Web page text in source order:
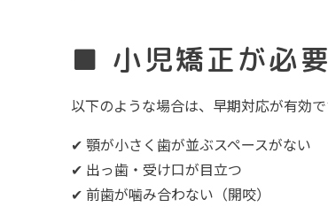
■ 小児矯正が必
以下のような場合は、早期対応が有効で
✔ 顎が小さく歯が並ぶスペースがない
✔ 出っ歯・受け口が目立つ
✔ 前歯が噛み合わない（開咬）